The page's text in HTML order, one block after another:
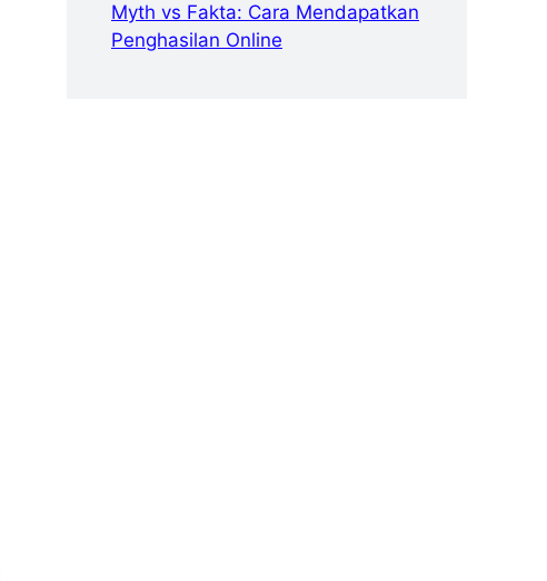
Myth vs Fakta: Cara Mendapatkan
Penghasilan Online